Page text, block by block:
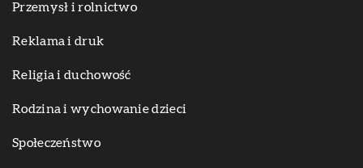
Przemysł i rolnictwo
Reklama i druk
Religia i duchowość
Rodzina i wychowanie dzieci
Społeczeństwo